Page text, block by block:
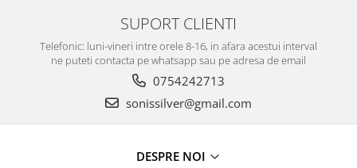
SUPORT CLIENTI
Telefonic: luni-vineri intre orele 8-16, in afara acestui interval
ne puteti contacta pe whatsapp sau pe adresa de email
0754242713
sonissilver@gmail.com
DESPRE NOI